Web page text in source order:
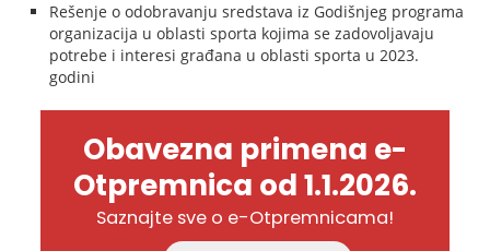
Rešenje o odobravanju sredstava iz Godišnjeg programa
organizacija u oblasti sporta kojima se zadovoljavaju
potrebe i interesi građana u oblasti sporta u 2023.
godini
Obavezna primena e-
Otpremnica od 1.1.2026.
Saznajte sve o e-Otpremnicama!